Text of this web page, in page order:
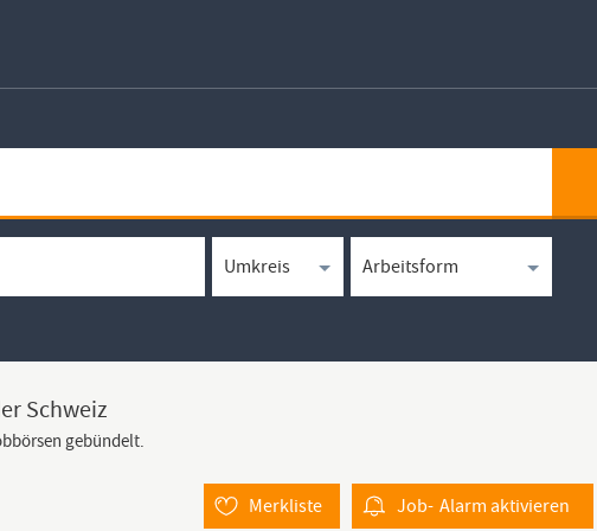
Schweiz
gebündelt.
Job- Alarmaktivieren
Merkliste